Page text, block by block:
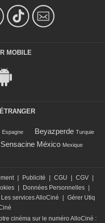
MOBILE
Espagne Beyazperde Turquie
Sensacine México Mexique
| Publicité | CGU | CGV |
| Données Personnelles |
Les services AlloCiné | Gérer Utiq
cinéma sur le numéro AlloCiné :